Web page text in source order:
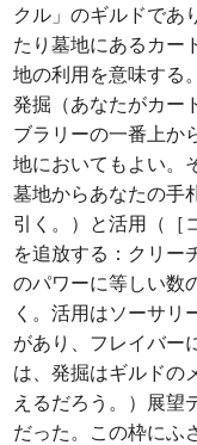
クル」のギルドであ
たり墓地にあるカー
地の利用を意味する
発掘（あなたがカー
ブラリーの一番上か
地においてもよい。
墓地からあなたの手
引く。）と活用（［
を追放する：クリー
のパワーに等しい数
く。活用はソーサリ
があり、フレイバー
は、発掘はギルドの
えるだろう。）展望
だった。この枠にふ